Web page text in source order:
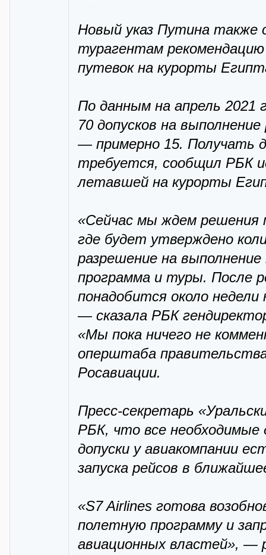
Новый указ Путина также
турагентам
путевок на курорты
По данным на апрель 2021
70 допусков на
— примерно 15. Получать
требуется, сообщил РБК
летавшей на курорты
«Сейчас мы ждем решения
где будет утверждено
разрешение на
программа и туры. После
понадобится около
— сказала РБК
«Мы пока ничего не
оперштаба
Росавиации.
Пресс-секретарь
РБК, что все необходимые
допуски у авиакомпании
запуска рейсов в
«S7 Airlines готова
полетную программу и
авиационных властей», —